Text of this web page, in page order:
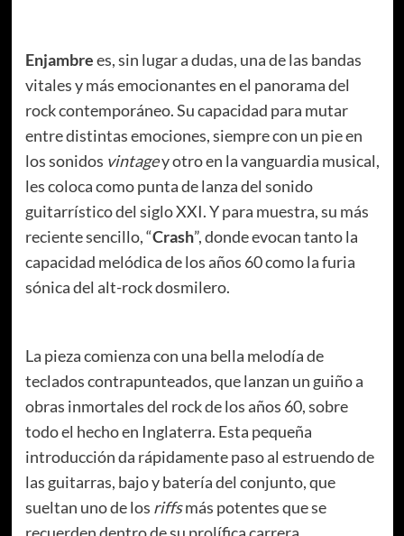
Enjambrees, sin lugar a dudas, una de las bandas
vitales y más emocionantes en el panorama del
rock contemporáneo. Su capacidad para mutar
entre distintas emociones, siempre con un pie en
los sonidos vintagey otro en la vanguardia musical,
les coloca como punta de lanza del sonido
guitarrístico del siglo XXI. Y para muestra, su más
reciente sencillo, “Crash”, donde evocan tanto la
capacidad melódica de los años 60 como la furia
sónica del alt-rock dosmilero.
La pieza comienza con una bella melodía de
teclados contrapunteados, que lanzan un guiño a
obras inmortales del rock de los años 60, sobre
todo el hecho en Inglaterra. Esta pequeña
introducción da rápidamente paso al estruendo de
las guitarras, bajo y batería del conjunto, que
sueltan uno de los riffsmás potentes que se